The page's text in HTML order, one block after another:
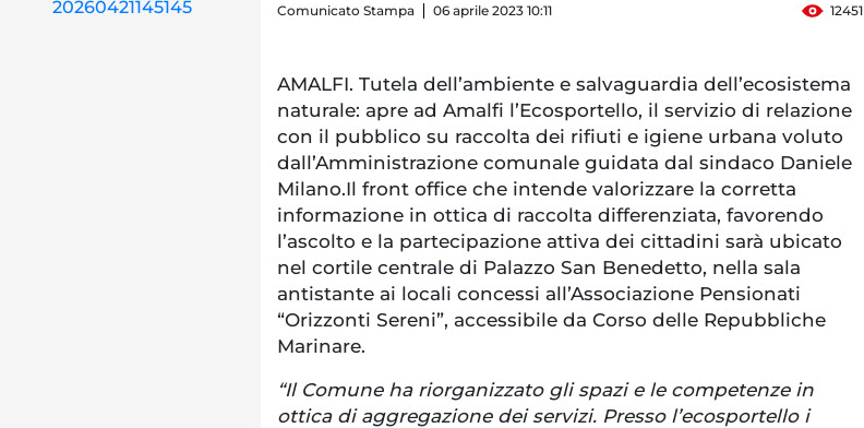
Comunicato Stampa 06 aprile 2023 10:11 12451
AMALFI. Tutela dell’ambiente e salvaguardia dell’ecosistema
naturale: apre ad Amalfi l’Ecosportello, il servizio di relazione
con il pubblico su raccolta dei rifiuti e igiene urbana voluto
dall’Amministrazione comunale guidata dal sindaco Daniele
Milano.Il front office che intende valorizzare la corretta
informazione in ottica di raccolta differenziata, favorendo
l’ascolto e la partecipazione attiva dei cittadini sarà ubicato
nel cortile centrale di Palazzo San Benedetto, nella sala
antistante ai locali concessi all’Associazione Pensionati
“Orizzonti Sereni”, accessibile da Corso delle Repubbliche
Marinare.
“Il Comune ha riorganizzato gli spazi e le competenze in
ottica di aggregazione dei servizi. Presso l’ecosportello i